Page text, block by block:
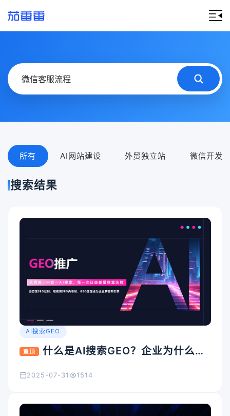
所有 AI网站建设 外贸独立站 微信开发
搜索结果
AI搜索GEO
置顶
什么是AI搜索GEO？企业为什么要
2025-07-31 1514